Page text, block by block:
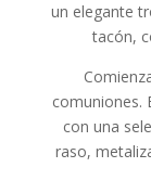
un elegante
tacón,
comuniones.
con una
raso,